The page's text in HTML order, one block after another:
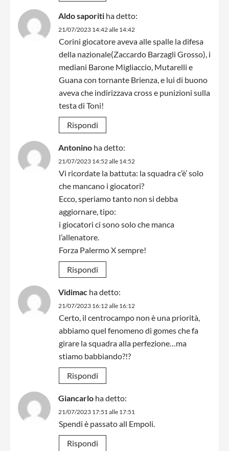
Aldo saporiti ha detto:
21/07/2023 14:42 alle 14:42
Corini giocatore aveva alle spalle la difesa
della nazionale(Zaccardo Barzagli Grosso), i
mediani Barone Migliaccio, Mutarelli e
Guana con tornante Brienza, e lui di buono
aveva che indirizzava cross e punizioni sulla
testa di Toni!
Rispondi
Antonino ha detto:
21/07/2023 14:52 alle 14:52
Vi ricordate la battuta: la squadra c’è’ solo
che mancano i giocatori?
Ecco, speriamo tanto non si debba
aggiornare, tipo:
i giocatori ci sono solo che manca
l’allenatore.
Forza Palermo X sempre!
Rispondi
Vidimac ha detto:
21/07/2023 16:12 alle 16:12
Certo, il centrocampo non è una priorità,
abbiamo quel fenomeno di gomes che fa
girare la squadra alla perfezione…ma
stiamo babbiando?!?
Rispondi
Giancarlo ha detto:
21/07/2023 17:51 alle 17:51
Spendi è passato all Empoli.
Rispondi